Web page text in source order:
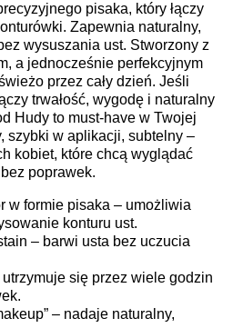
pisaka, który łączy
Zapewnia naturalny,
wysuszania ust. Stworzony z
a jednocześnie perfekcyjnym
przez cały dzień. Jeśli
trwałość, wygodę i naturalny
Hudy to must-have w Twojej
szybki w aplikacji, subtelny –
kobiet, które chcą wyglądać
poprawek.
w formie pisaka – umożliwia
konturu ust.
– barwi usta bez uczucia
utrzymuje się przez wiele godzin
– nadaje naturalny,